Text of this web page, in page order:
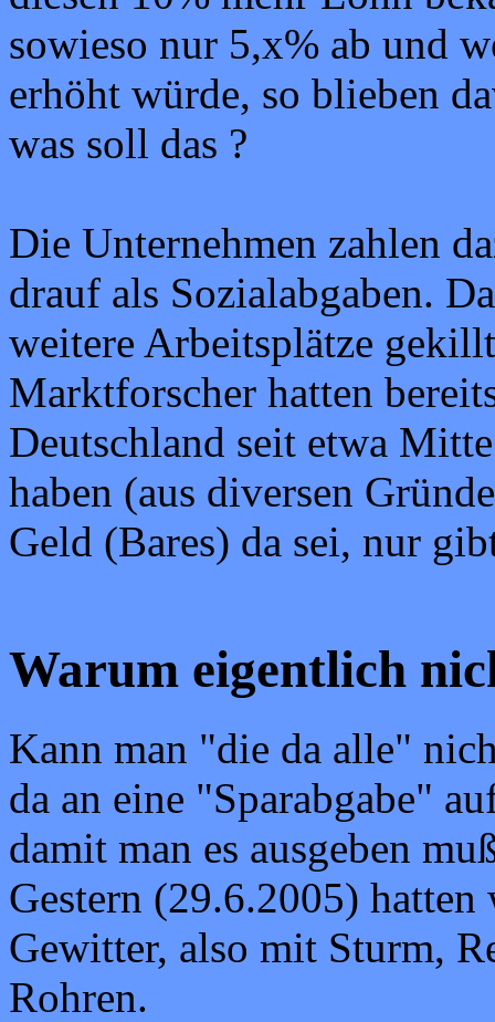
sowieso nur 5,x% ab und
erhöht würde, so blieben
was soll das ?
Die Unternehmen zahlen
drauf als Sozialabgaben.
weitere Arbeitsplätze
Marktforscher hatten
Deutschland seit etwa
haben (aus diversen
Geld (Bares) da sei, nur
Warum eigentlich
Kann man "die da alle"
da an eine "Sparabgabe"
damit man es ausgeben
Gestern (29.6.2005)
Gewitter, also mit Sturm,
Rohren.